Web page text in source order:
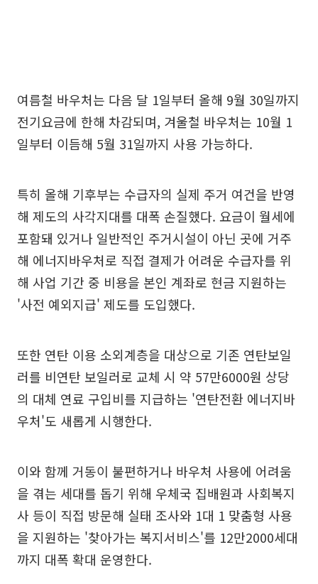
여름철 바우처는 다음 달 1일부터 올해 9월 30일까지
전기요금에 한해 차감되며, 겨울철 바우처는 10월 1
일부터 이듬해 5월 31일까지 사용 가능하다.
특히 올해 기후부는 수급자의 실제 주거 여건을 반영
해 제도의 사각지대를 대폭 손질했다. 요금이 월세에
포함돼 있거나 일반적인 주거시설이 아닌 곳에 거주
해 에너지바우처로 직접 결제가 어려운 수급자를 위
해 사업 기간 중 비용을 본인 계좌로 현금 지원하는
'사전 예외지급' 제도를 도입했다.
또한 연탄 이용 소외계층을 대상으로 기존 연탄보일
러를 비연탄 보일러로 교체 시 약 57만6000원 상당
의 대체 연료 구입비를 지급하는 '연탄전환 에너지바
우처'도 새롭게 시행한다.
이와 함께 거동이 불편하거나 바우처 사용에 어려움
을 겪는 세대를 돕기 위해 우체국 집배원과 사회복지
사 등이 직접 방문해 실태 조사와 1대 1 맞춤형 사용
을 지원하는 '찾아가는 복지서비스'를 12만2000세대
까지 대폭 확대 운영한다.